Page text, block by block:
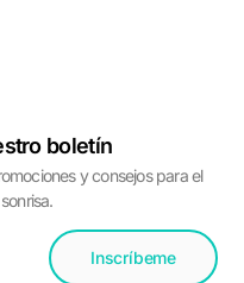
boletín
y consejos para el
Inscríbeme